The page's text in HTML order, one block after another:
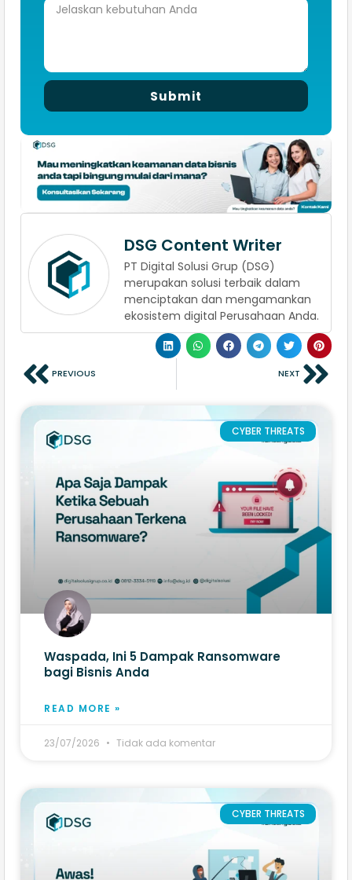
Submit
DSG Content Writer
PT Digital Solusi Grup (DSG)
merupakan solusi terbaik dalam
menciptakan dan mengamankan
ekosistem digital Perusahaan Anda.
PREVIOUS NEXT
CYBER THREATS
Waspada, Ini 5 Dampak Ransomware
bagi Bisnis Anda
READ MORE »
23/07/2026 Tidak ada komentar
CYBER THREATS